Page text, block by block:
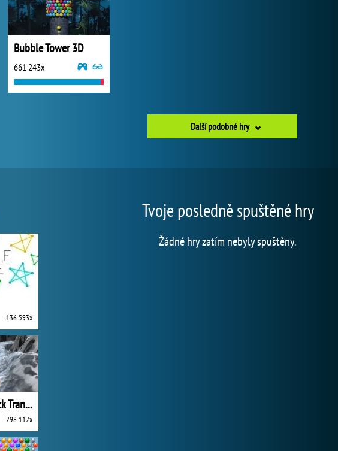
Bubble Tower 3D
661 243x
Další podobné hry
136 593x
Mountain Truck Transport
298 112x
Tvoje posledně spuštěné hry
Žádné hry zatím nebyly spuštěny.